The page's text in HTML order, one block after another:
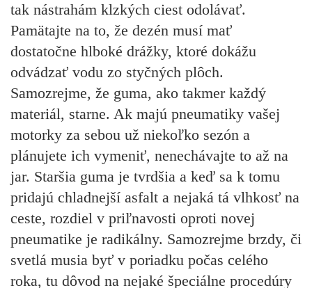
tak nástrahám klzkých ciest odolávať.
Pamätajte na to, že dezén musí mať
dostatočne hlboké drážky, ktoré dokážu
odvádzať vodu zo styčných plôch.
Samozrejme, že guma, ako takmer každý
materiál, starne. Ak majú pneumatiky vašej
motorky za sebou už niekoľko sezón a
plánujete ich vymeniť, nenechávajte to až na
jar. Staršia guma je tvrdšia a keď sa k tomu
pridajú chladnejší asfalt a nejaká tá vlhkosť na
ceste, rozdiel v priľnavosti oproti novej
pneumatike je radikálny. Samozrejme brzdy, či
svetlá musia byť v poriadku počas celého
roka, tu dôvod na nejaké špeciálne procedúry